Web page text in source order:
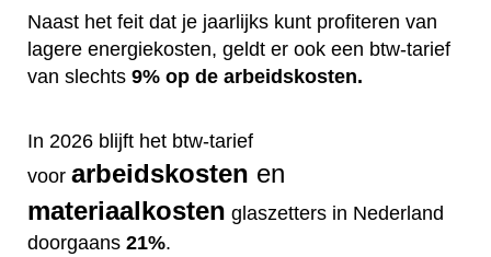
Naast het feit dat je jaarlijks kunt profiteren van
lagere energiekosten, geldt er ook een btw-tarief
van slechts 9% op de arbeidskosten.
In 2026 blijft het btw-tarief
voor arbeidskosten en
materiaalkosten glaszetters in Nederland
doorgaans 21%.